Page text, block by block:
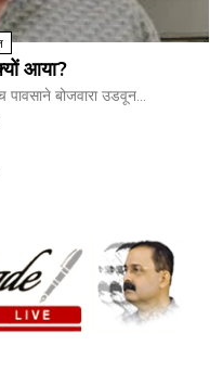
आया?
पावसाने बोजवारा उडवून...